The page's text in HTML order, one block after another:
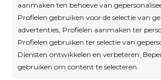
aanmaken ten behoeve van
Profielen gebruiken voor de selectie van
advertenties, Profielen aanmaken ter
Profielen gebruiken ter selectie van
Diensten ontwikkelen en verbeteren,
gebruiken om content te selecteren.
Interesse in leuke kadotips of
Laat dan hier je mailadres achter.